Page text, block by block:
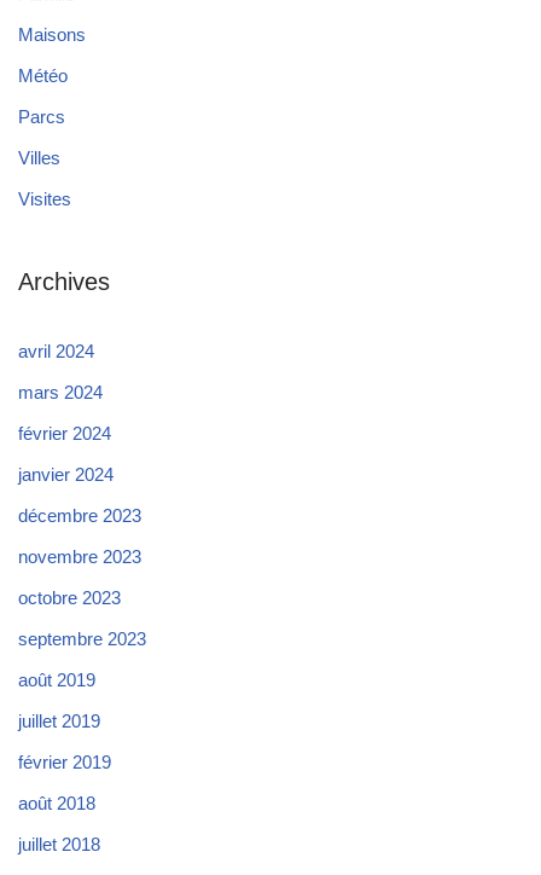
Maisons
Météo
Parcs
Villes
Visites
Archives
avril 2024
mars 2024
février 2024
janvier 2024
décembre 2023
novembre 2023
octobre 2023
septembre 2023
août 2019
juillet 2019
février 2019
août 2018
juillet 2018